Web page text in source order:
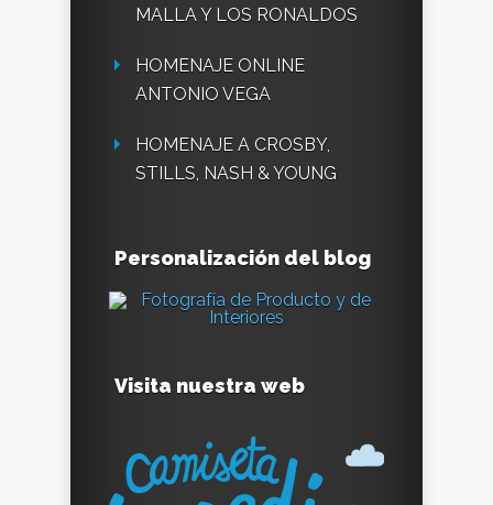
MALLA Y LOS RONALDOS
HOMENAJE ONLINE
ANTONIO VEGA
HOMENAJE A CROSBY,
STILLS, NASH & YOUNG
Personalización del blog
Visita nuestra web